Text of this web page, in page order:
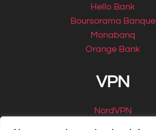
Hello Bank
Boursorama Banque
Monabanq
Orange Bank
VPN
NordVPN